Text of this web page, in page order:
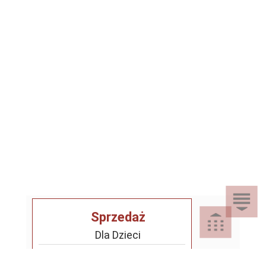
Sprzedaż
Dla Dzieci